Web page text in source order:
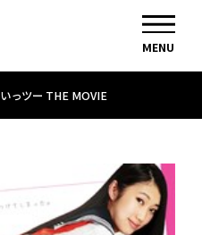
いっツー THE MOVIE